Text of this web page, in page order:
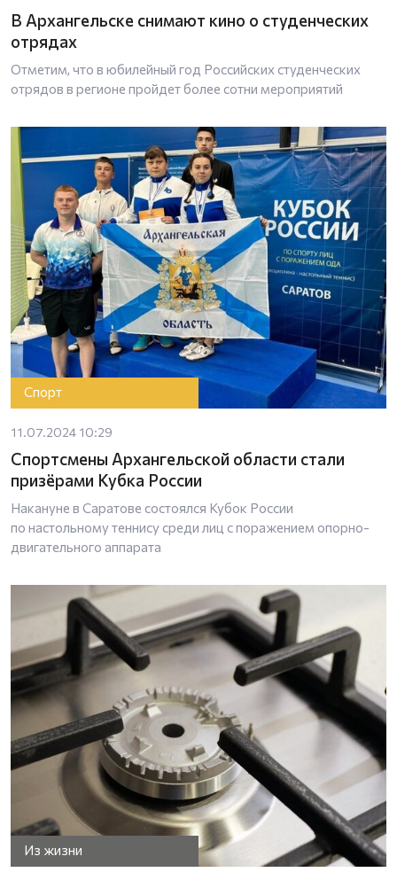
В Архангельске снимают кино о студенческих
отрядах
Отметим, что в юбилейный год Российских студенческих
отрядов в регионе пройдет более сотни мероприятий
Спорт
11.07.2024 10:29
Спортсмены Архангельской области стали
призёрами Кубка России
Накануне в Саратове состоялся Кубок России
по настольному теннису среди лиц с поражением опорно-
двигательного аппарата
Из жизни